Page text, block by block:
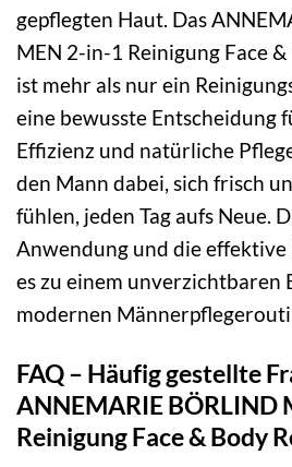
gepflegten Haut. Das
MEN 2-in-1 Reinigung Face
ist mehr als nur ein
eine bewusste Entscheidung
Effizienz und natürliche
den Mann dabei, sich frisch
fühlen, jeden Tag aufs Neue.
Anwendung und die effektive
es zu einem unverzichtbaren
modernen
FAQ – Häufig gestellte
ANNEMARIE BÖRLIND
Reinigung Face & Body